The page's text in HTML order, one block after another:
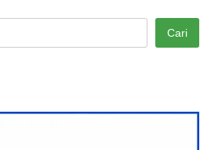
Cari